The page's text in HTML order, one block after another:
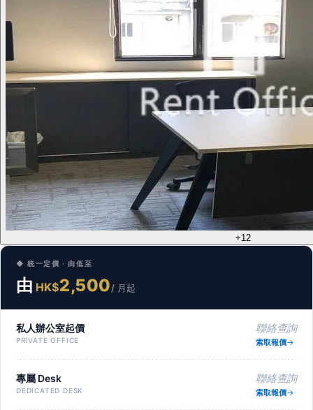
+12
◆ 統一定價 · 由低至
由 HK$2,500/ 月起
私人辦公室起價
PRIVATE OFFICE
聯絡查詢
索取報價
專屬 Desk
DEDICATED DESK
聯絡查詢
索取報價